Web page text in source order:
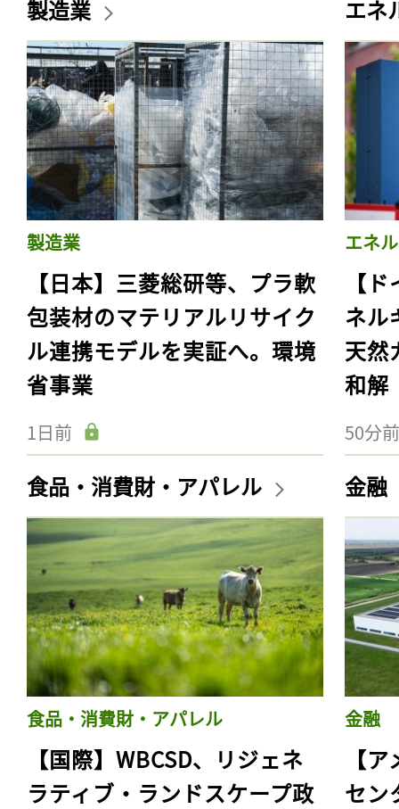
製造業
製造業
【日本】三菱総研等、プラ軟
包装材のマテリアルリサイク
ル連携モデルを実証へ。環境
省事業
1日前
エネ
エネ
【
ネル
天然
和解
50分前
食品・消費財・アパレル
食品・消費財・アパレル
【国際】WBCSD、リジェネ
ラティブ・ランドスケープ政
金融
金融
【
セン